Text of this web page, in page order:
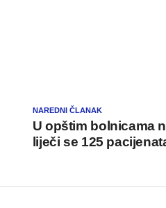
NAREDNI ČLANAK
U opštim bolnicama
liječi se 125